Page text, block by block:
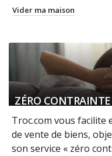
Vider ma maison
ZÉRO CONTRAINTE
Troc.com vous facilite
de vente de biens,
son service « zéro